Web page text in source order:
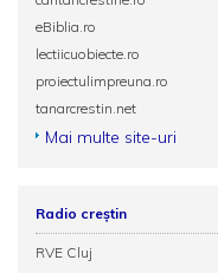
eBiblia.ro
lectiicuobiecte.ro
proiectulimpreuna.ro
tanarcrestin.net
Mai multe site-uri
Radio creștin
RVE Cluj